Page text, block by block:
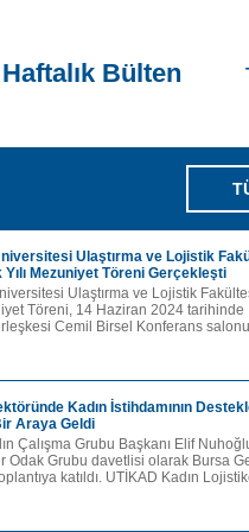
Haftalık Bülten
Ulaştırma ve Lojistik
Mezuniyet Töreni Gerçekleşti
Ulaştırma ve Lojistik
Töreni, 14 Haziran 2024
Cemil Birsel Konferans
Kadın İstihdamının
Araya Geldi
Çalışma Grubu Başkanı Elif
Odak Grubu davetlisi olarak Bursa
katıldı. UTİKAD Kadın